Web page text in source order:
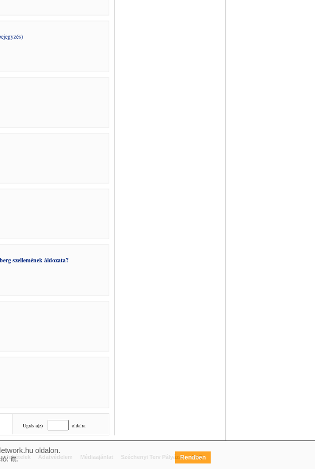
szellemének áldozata?
Ugrás a(z) oldalra
feltételek Adatvédelem Médiaajánlat Széchenyi Terv Pályázat FAQ
oldalon.
itt. Rendben